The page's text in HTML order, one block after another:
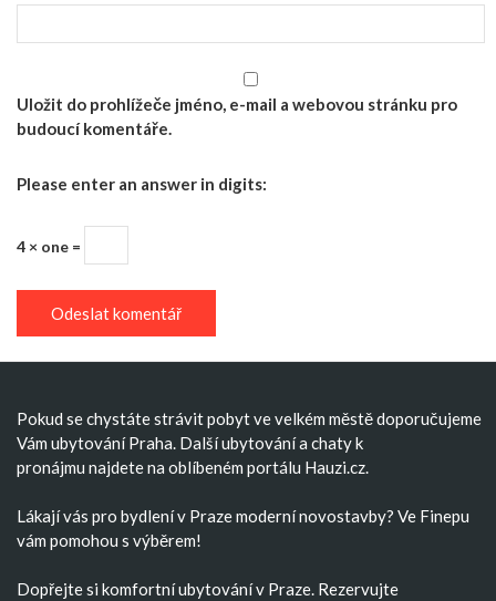
Uložit do prohlížeče jméno, e-mail a webovou stránku pro
budoucí komentáře.
Please enter an answer in digits:
4 × one =
Pokud se chystáte strávit pobyt ve velkém městě doporučujeme
Vám ubytování Praha. Dalšíubytovánía chaty k
pronájmu najdete na oblíbeném portálu Hauzi.cz.
Lákají vás pro bydlení v Praze modernínovostavby? Ve Finepu
vám pomohou s výběrem!
Dopřejte si komfortníubytování v Praze. Rezervujte